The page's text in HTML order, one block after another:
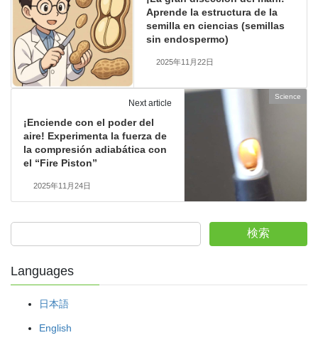
Aprende la estructura de la
semilla en ciencias (semillas
sin endospermo)
2025年11月22日
Science
Next article
¡Enciende con el poder del
aire! Experimenta la fuerza de
la compresión adiabática con
el “Fire Piston”
2025年11月24日
検索
Languages
日本語
English